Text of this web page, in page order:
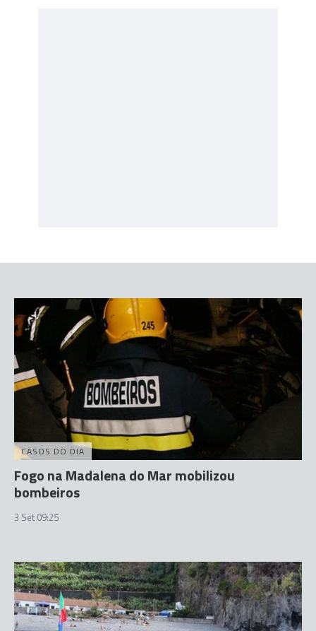
CASOS DO DIA
Fogo na Madalena do Mar mobilizou
bombeiros
3 Set 09:25